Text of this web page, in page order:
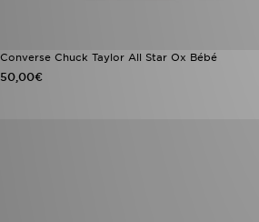
Converse Chuck Taylor All Star Ox Bébé
50,00€